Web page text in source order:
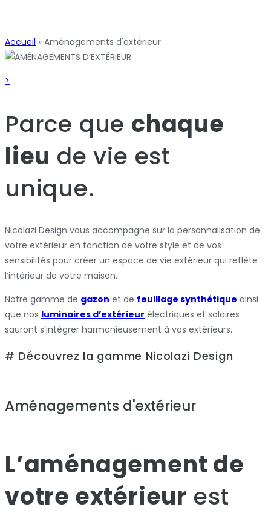
Accueil » Aménagements d'extérieur
>
Parce que chaque
lieu de vie est
unique.
Nicolazi Design vous accompagne sur la personnalisation de
votre extérieur en fonction de votre style et de vos
sensibilités pour créer un espace de vie extérieur qui reflète
l’intérieur de votre maison.
Notre gamme de gazon et de feuillage synthétique ainsi
que nos luminaires d’extérieur électriques et solaires
sauront s’intégrer harmonieusement à vos extérieurs.
# Découvrez la gamme Nicolazi Design
Aménagements d'extérieur
L’aménagement de
votre extérieur est